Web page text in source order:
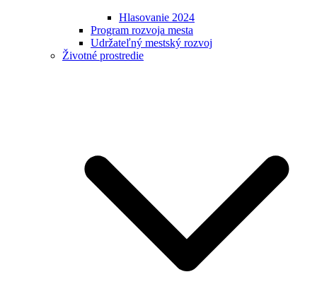
Hlasovanie 2024
Program rozvoja mesta
Udržateľný mestský rozvoj
Životné prostredie